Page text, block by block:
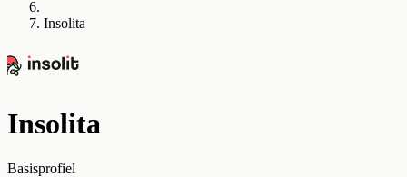
Insolita
Insolita
Basisprofiel